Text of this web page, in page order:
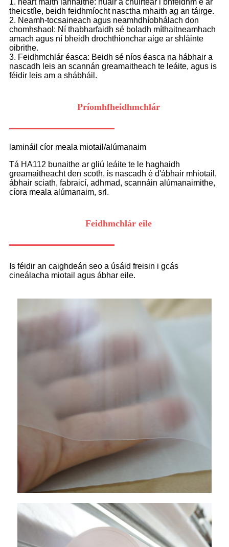
theicstíle, beidh feidhmíocht nasctha mhaith ag an táirge.
2. Neamh-tocsaineach agus neamhdhíobhálach don
chomhshaol: Ní thabharfaidh sé boladh míthaitneamhach
amach agus ní bheidh drochthionchar aige ar shláinte
oibrithe.
3. Feidhmchlár éasca: Beidh sé níos éasca na hábhair a
nascadh leis an scannán greamaitheach te leáite, agus is
féidir leis am a shábháil.
Príomhfheidhmchlár
lamináil cíor meala miotail/alúmanaim
Tá HA112 bunaithe ar gliú leáite te le haghaidh
greamaitheacht den scoth, is nascadh é d'ábhair mhiotail,
ábhair sciath, fabraicí, adhmad, scannáin alúmanaimithe,
cíora meala alúmanaim, srl.
Feidhmchlár eile
Is féidir an caighdeán seo a úsáid freisin i gcás
cineálacha miotail agus ábhar eile.